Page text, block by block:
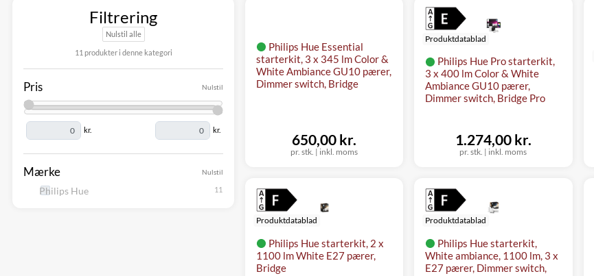
Filtrering
Nulstil alle
11 produkter i denne kategori
Nulstil
Pris
kr. kr.
Nulstil
Mærke
Philips Hue
Philips Hue Essential
starterkit, 3 x 345 lm Color &
White Ambiance GU10 pærer,
Dimmer switch, Bridge
pr. stk. | inkl. moms
650,00 kr.
Philips Hue Pro starterkit,
3 x 400 lm Color & White
Ambiance GU10 pærer,
Dimmer switch, Bridge Pro
Produktdatablad
pr. stk. | inkl. moms
1.274,00 kr.
Philips Hue starterkit, 2 x
1100 lm White E27 pærer,
Bridge
Produktdatablad
Philips Hue starterkit,
White ambiance, 1100 lm, 3 x
E27 pærer, Dimmer switch,
Produktdatablad